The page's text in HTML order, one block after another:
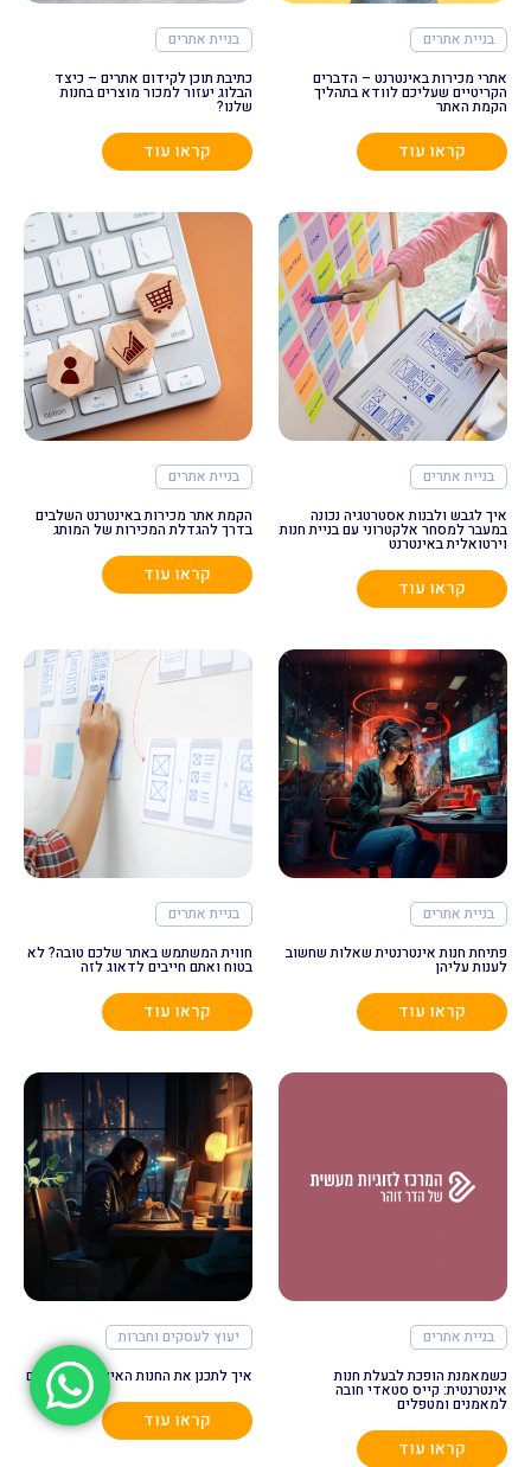
בניית אתרים
אתרי מכירות באינטרנט – הדברים
הקריטיים שעליכם לוודא בתהליך
הקמת האתר
קראו עוד
בניית אתרים
כתיבת תוכן לקידום אתרים – כיצד
הבלוג יעזור למכור מוצרים בחנות
שלנו?
קראו עוד
בניית אתרים
איך לגבש ולבנות אסטרטגיה נכונה
במעבר למסחר אלקטרוני עם בניית חנות
וירטואלית באינטרנט
קראו עוד
בניית אתרים
הקמת אתר מכירות באינטרנט השלבים
בדרך להגדלת המכירות של המותג
קראו עוד
בניית אתרים
פתיחת חנות אינטרנטית שאלות שחשוב
לענות עליהן
קראו עוד
בניית אתרים
חווית המשתמש באתר שלכם טובה? לא
בטוח ואתם חייבים לדאוג לזה
קראו עוד
בניית אתרים
כשמאמנת הופכת לבעלת חנות
אינטרנטית: קייס סטאדי חובה
למאמנים ומטפלים
קראו עוד
יעוץ לעסקים וחברות
איך לתכנן את החנות האינטרנטית שלכם
קראו עוד